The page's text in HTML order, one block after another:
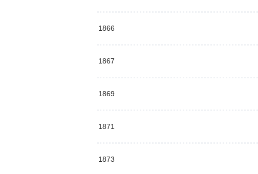
1866
1867
1869
1871
1873